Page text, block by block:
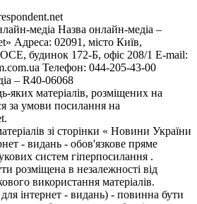
медіа Назва онлайн-медіа –
Адреса: 02091, місто Київ,
будинок 172-Б, офіс 208/1 E-mail:
Телефон: 044-205-43-00
– R40-06068
яких матеріалів, розміщених на
за умови посилання на
зі сторінки « Новини України
- видань - обов'язкове пряме
систем гіперпосилання .
розміщена в незалежності від
використання матеріалів.
інтернет - видань) - повинна бути